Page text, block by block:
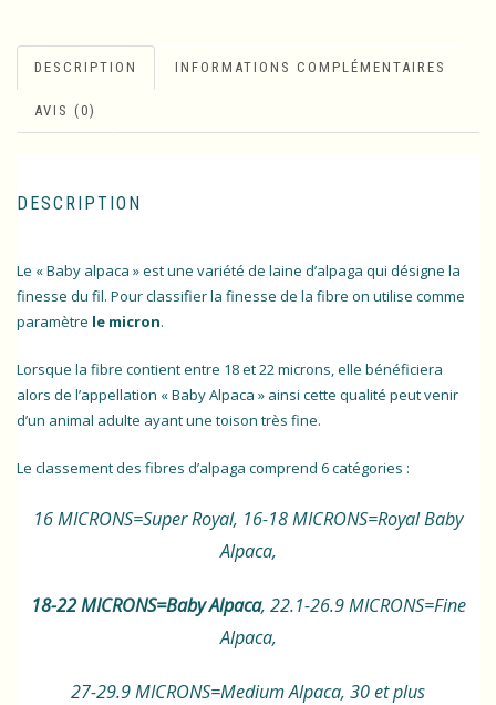
DESCRIPTION INFORMATIONS COMPLÉMENTAIRES
AVIS (0)
DESCRIPTION
Le « Baby alpaca » est une variété de laine d’alpaga qui désigne la
finesse du fil. Pour classifier la finesse de la fibre on utilise comme
paramètre le micron.
Lorsque la fibre contient entre 18 et 22 microns, elle bénéficiera
alors de l’appellation « Baby Alpaca » ainsi cette qualité peut venir
d’un animal adulte ayant une toison très fine.
Le classement des fibres d’alpaga comprend 6 catégories :
16 MICRONS=Super Royal, 16-18 MICRONS=Royal Baby
Alpaca,
18-22 MICRONS=Baby Alpaca, 22.1-26.9 MICRONS=Fine
Alpaca,
27-29.9 MICRONS=Medium Alpaca, 30 et plus